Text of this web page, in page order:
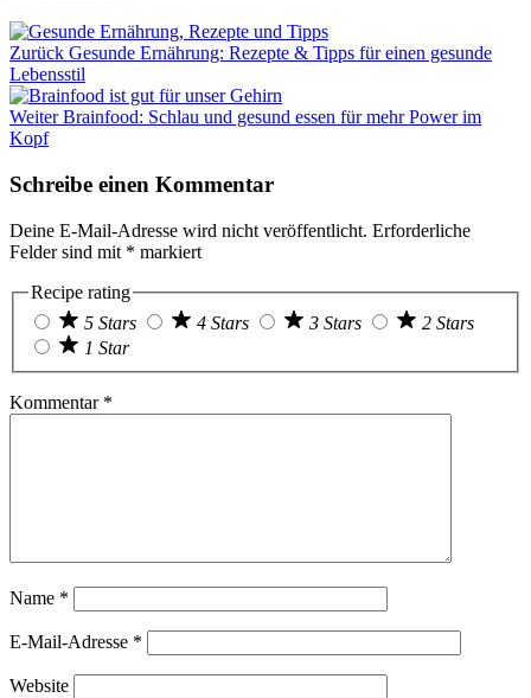
Zurück Gesunde Ernährung: Rezepte & Tipps für einen gesunde
Lebensstil
WeiterBrainfood: Schlau und gesund essen für mehr Power im
Kopf
Schreibe einen Kommentar
Deine E-Mail-Adresse wird nicht veröffentlicht. Erforderliche
Felder sind mit * markiert
Recipe rating
5 Stars
4 Stars 3 Stars
2 Stars
1 Star
Kommentar *
Name *
E-Mail-Adresse *
Website